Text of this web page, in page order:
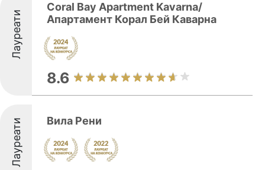
Лауреати
Coral Bay Apartment Kavarna/
Апартамент Корал Бей Каварна
8.6
Лауреати Вила Рени